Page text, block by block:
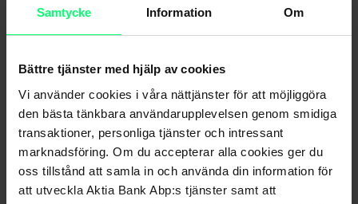
Samtycke Information Om
Bättre tjänster med hjälp av cookies
Vi använder cookies i våra nättjänster för att möjliggöra
den bästa tänkbara användarupplevelsen genom smidiga
transaktioner, personliga tjänster och intressant
marknadsföring. Om du accepterar alla cookies ger du
oss tillstånd att samla in och använda din information för
att utveckla Aktia Bank Abp:s tjänster samt att
Dela